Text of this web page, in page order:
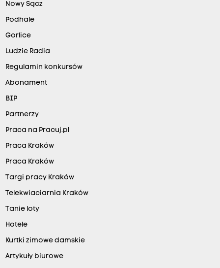
Nowy Sącz
Podhale
Gorlice
Ludzie Radia
Regulamin konkursów
Abonament
BIP
Partnerzy
Praca na Pracuj.pl
Praca Kraków
Praca Kraków
Targi pracy Kraków
Telekwiaciarnia Kraków
Tanie loty
Hotele
Kurtki zimowe damskie
Artykuły biurowe